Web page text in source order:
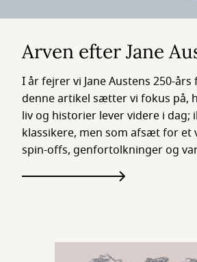
Arven efter Jane
I år fejrer vi Jane Austens 250-
denne artikel sætter vi fokus på,
liv og historier lever videre i dag;
klassikere, men som afsæt for
spin-offs, genfortolkninger og